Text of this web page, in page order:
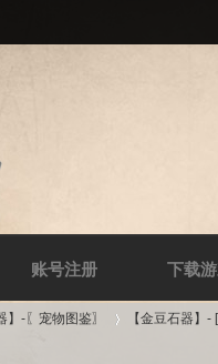
账号注册 下载
】-〖宠物图鉴〗 【金豆石器】